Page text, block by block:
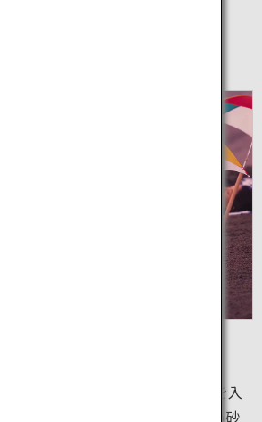
泉」
の熱で温められた砂の中に全身を入
める入浴法です。世界でも珍しい砂